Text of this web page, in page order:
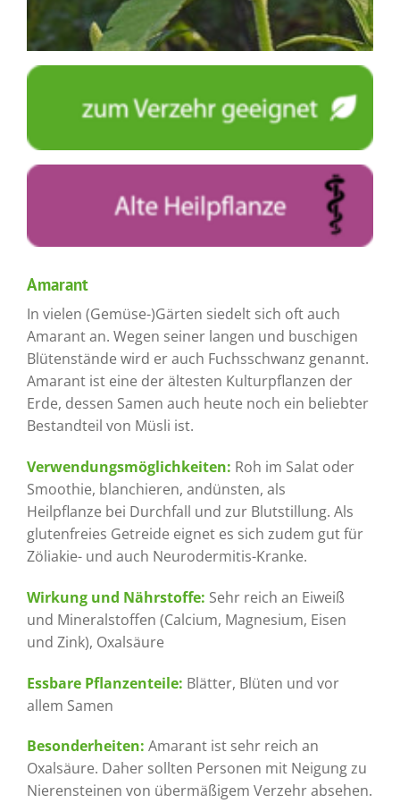
Amarant
In vielen (Gemüse-)Gärten siedelt sich oft auch
Amarant an. Wegen seiner langen und buschigen
Blütenstände wird er auch Fuchsschwanz genannt.
Amarant ist eine der ältesten Kulturpflanzen der
Erde, dessen Samen auch heute noch ein beliebter
Bestandteil von Müsli ist.
Verwendungsmöglichkeiten: Roh im Salat oder
Smoothie, blanchieren, andünsten, als
Heilpflanze bei Durchfall und zur Blutstillung. Als
glutenfreies Getreide eignet es sich zudem gut für
Zöliakie- und auch Neurodermitis-Kranke.
Wirkung und Nährstoffe: Sehr reich an Eiweiß
und Mineralstoffen (Calcium, Magnesium, Eisen
und Zink), Oxalsäure
Essbare Pflanzenteile: Blätter, Blüten und vor
allem Samen
Besonderheiten: Amarant ist sehr reich an
Oxalsäure. Daher sollten Personen mit Neigung zu
Nierensteinen von übermäßigem Verzehr absehen.